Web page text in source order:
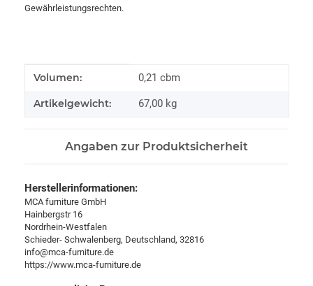
Gewährleistungsrechten.
Produkteigenschaft
Wert
Volumen: 0,21 cbm
Artikelgewicht: 67,00 kg
Angaben zur Produktsicherheit
Herstellerinformationen:
MCA furniture GmbH
Hainbergstr 16
Nordrhein-Westfalen
Schieder- Schwalenberg, Deutschland, 32816
info@mca-furniture.de
https://www.mca-furniture.de